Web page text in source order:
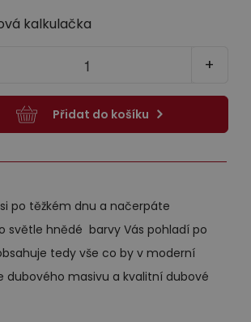
kalkulačka
+
Přidat do košíku
po těžkém dnu a načerpáte
světle hnědé barvy Vás pohladí po
tedy vše co by v moderní
dubového masivu a kvalitní dubové